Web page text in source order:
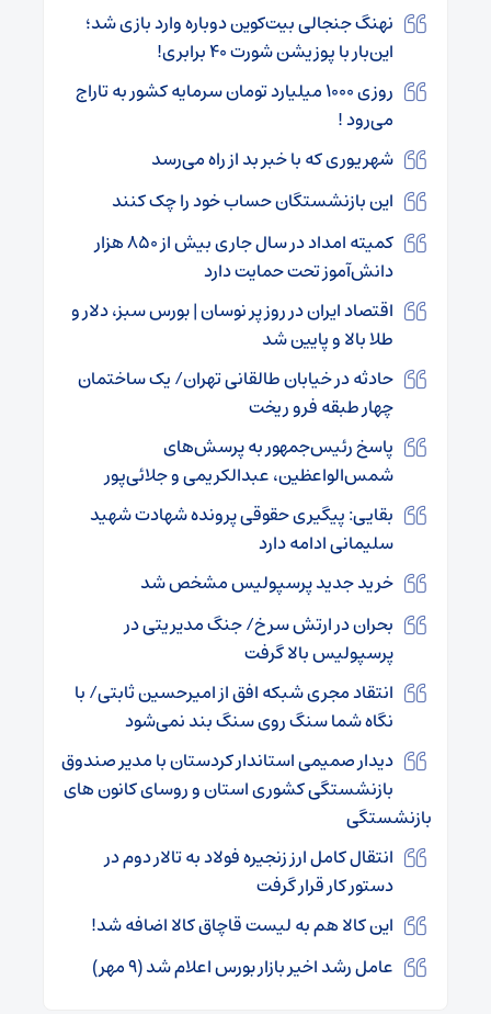
نهنگ جنجالی بیت‌کوین دوباره وارد بازی شد؛
این‌بار با پوزیشن شورت ۴۰ برابری!
روزی ۱۰۰۰ میلیارد تومان سرمایه کشور به تاراج
می‌رود !
شهریوری که با خبر بد از راه می‌رسد
این بازنشستگان حساب خود را چک کنند
کمیته امداد در سال جاری بیش از ۸۵۰ هزار
دانش‌آموز تحت حمایت دارد
اقتصاد ایران در روز پر نوسان | بورس سبز، دلار و
طلا بالا و پایین شد
حادثه در خیابان طالقانی تهران/ یک ساختمان
چهار طبقه فرو ریخت
پاسخ رئیس‌جمهور به پرسش‌های
شمس‌الواعظین، عبدالکریمی و جلائی‌پور
بقایی: پیگیری حقوقی پرونده شهادت شهید
سلیمانی ادامه دارد
خرید جدید پرسپولیس مشخص شد
بحران در ارتش سرخ/ جنگ مدیریتی در
پرسپولیس بالا گرفت
انتقاد مجری شبکه افق از امیرحسین ثابتی/ با
نگاه شما سنگ روی سنگ بند نمی‌شود
دیدار صمیمی استاندار کردستان با مدیر صندوق
بازنشستگی کشوری استان و روسای کانون های
بازنشستگی
انتقال کامل ارز زنجیره فولاد به تالار دوم در
دستور کار قرار گرفت
این کالا هم به لیست قاچاق کالا اضافه شد!
عامل رشد اخیر بازار بورس اعلام شد (۹ مهر)